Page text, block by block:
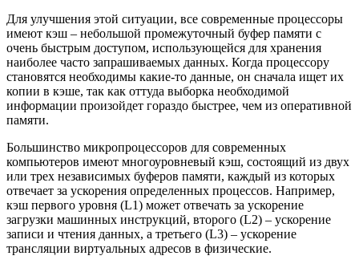
Для улучшения этой ситуации, все современные процессоры
имеют кэш – небольшой промежуточный буфер памяти с
очень быстрым доступом, использующейся для хранения
наиболее часто запрашиваемых данных. Когда процессору
становятся необходимы какие-то данные, он сначала ищет их
копии в кэше, так как оттуда выборка необходимой
информации произойдет гораздо быстрее, чем из оперативной
памяти.
Большинство микропроцессоров для современных
компьютеров имеют многоуровневый кэш, состоящий из двух
или трех независимых буферов памяти, каждый из которых
отвечает за ускорения определенных процессов. Например,
кэш первого уровня (L1) может отвечать за ускорение
загрузки машинных инструкций, второго (L2) – ускорение
записи и чтения данных, а третьего (L3) – ускорение
трансляции виртуальных адресов в физические.